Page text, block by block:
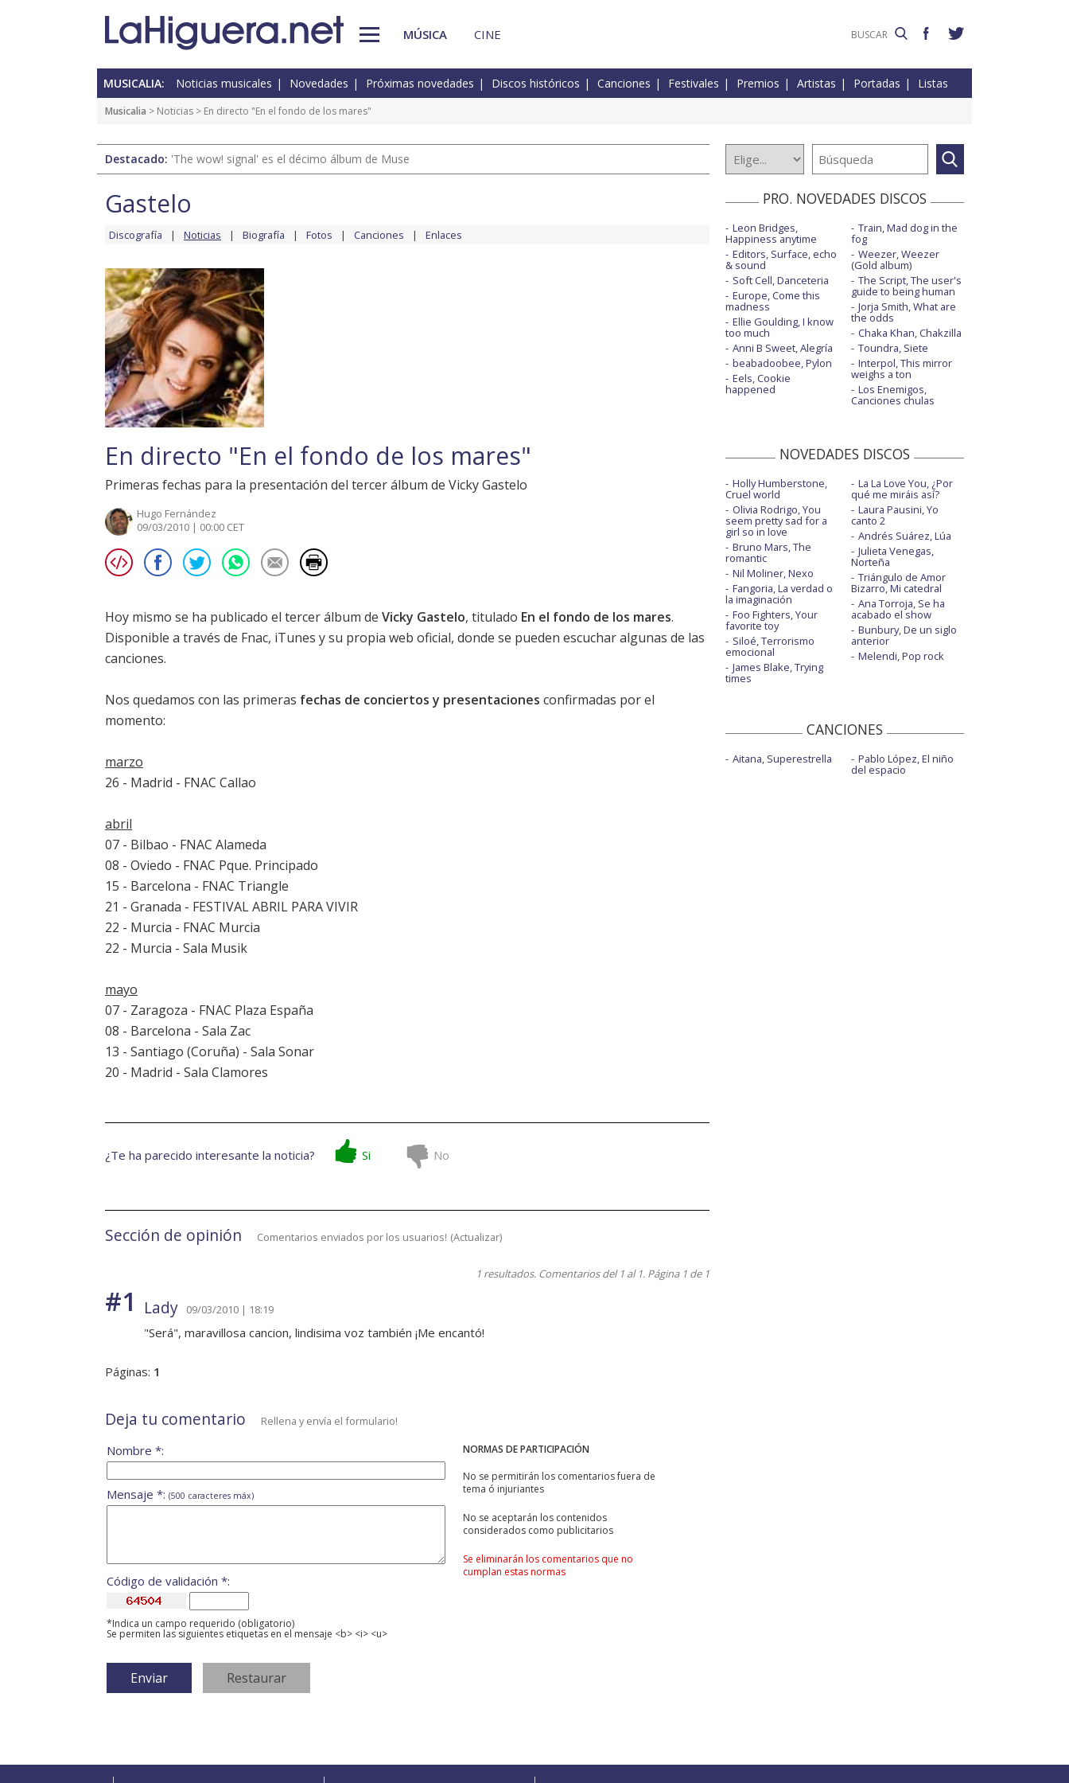
MÚSICA CINE
MUSICALIA: Noticias musicales Novedades Próximas novedades Discos históricos Canciones Festivales Premios Artistas Portadas Listas
Musicalia > Noticias > En directo "En el fondo de los mares"
Destacado: 'The wow! signal' es el décimo álbum de Muse
Gastelo
Discografía Noticias Biografía Fotos Canciones Enlaces
En directo "En el fondo de los mares"
Primeras fechas para la presentación del tercer álbum de Vicky Gastelo
Hugo Fernández
09/03/2010 | 00:00 CET
Hoy mismo se ha publicado el tercer álbum de Vicky Gastelo, titulado En el fondo de los mares.
Disponible a través de Fnac, iTunes y su propia web oficial, donde se pueden escuchar algunas de las
canciones.
Nos quedamos con las primeras fechas de conciertos y presentaciones confirmadas por el
momento:
marzo
26 - Madrid - FNAC Callao
abril
07 - Bilbao - FNAC Alameda
08 - Oviedo - FNAC Pque. Principado
15 - Barcelona - FNAC Triangle
21 - Granada - FESTIVAL ABRIL PARA VIVIR
22 - Murcia - FNAC Murcia
22 - Murcia - Sala Musik
mayo
07 - Zaragoza - FNAC Plaza España
08 - Barcelona - Sala Zac
13 - Santiago (Coruña) - Sala Sonar
20 - Madrid - Sala Clamores
¿Te ha parecido interesante la noticia? Si No
Sección de opinión Comentarios enviados por los usuarios! (Actualizar)
1 resultados. Comentarios del 1 al 1. Página 1 de 1
#1 Lady 09/03/2010 | 18:19
"Será", maravillosa cancion, lindisima voz también ¡Me encantó!
Páginas: 1
Deja tu comentario Rellena y envía el formulario!
NORMAS DE PARTICIPACIÓN
No se permitirán los comentarios fuera de
tema ó injuriantes
No se aceptarán los contenidos
considerados como publicitarios
Se eliminarán los comentarios que no
cumplan estas normas
Nombre *:
Mensaje *: (500 caracteres máx)
Código de validación *:
*Indica un campo requerido (obligatorio)
Se permiten las siguientes etiquetas en el mensaje <b> <i> <u>
PRO. NOVEDADES DISCOS
Leon Bridges,
Happiness anytime
Editors, Surface, echo
& sound
Soft Cell, Danceteria
Europe, Come this
madness
Ellie Goulding, I know
too much
Anni B Sweet, Alegría
beabadoobee, Pylon
Eels, Cookie
happened
Train, Mad dog in the
fog
Weezer, Weezer
(Gold album)
The Script, The user's
guide to being human
Jorja Smith, What are
the odds
Chaka Khan, Chakzilla
Toundra, Siete
Interpol, This mirror
weighs a ton
Los Enemigos,
Canciones chulas
NOVEDADES DISCOS
Holly Humberstone,
Cruel world
Olivia Rodrigo, You
seem pretty sad for a
girl so in love
Bruno Mars, The
romantic
Nil Moliner, Nexo
Fangoria, La verdad o
la imaginación
Foo Fighters, Your
favorite toy
Siloé, Terrorismo
emocional
James Blake, Trying
times
La La Love You, ¿Por
qué me miráis así?
Laura Pausini, Yo
canto 2
Andrés Suárez, Lúa
Julieta Venegas,
Norteña
Triángulo de Amor
Bizarro, Mi catedral
Ana Torroja, Se ha
acabado el show
Bunbury, De un siglo
anterior
Melendi, Pop rock
CANCIONES
Aitana, Superestrella Pablo López, El niño
del espacio